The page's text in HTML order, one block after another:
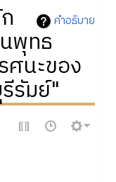
คำอธิบาย
พุทธ
นะของ
รัมย์"